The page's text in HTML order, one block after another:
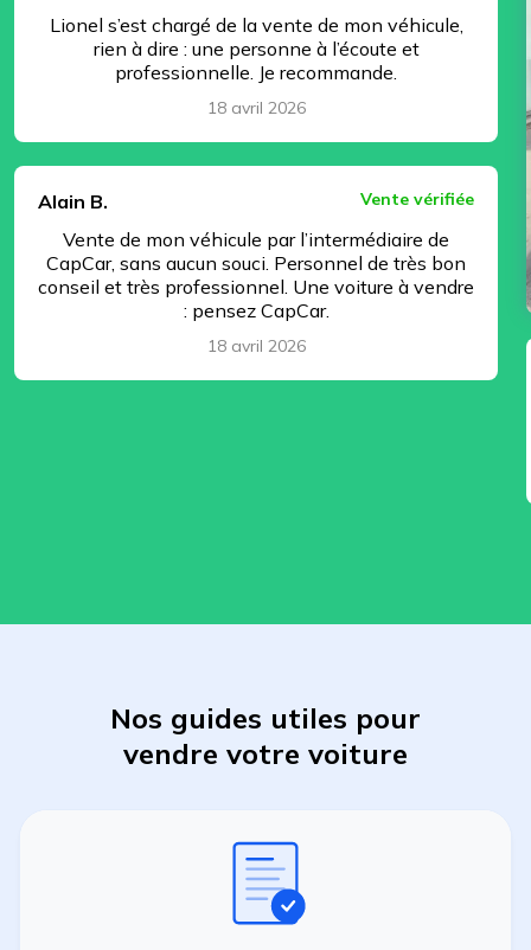
Lionel s’est chargé de la vente de mon véhicule,
rien à dire : une personne à l’écoute et
professionnelle. Je recommande.
18 avril 2026
Alain B. Vente vérifiée
Vente de mon véhicule par l’intermédiaire de
CapCar, sans aucun souci. Personnel de très bon
conseil et très professionnel. Une voiture à vendre
: pensez CapCar.
18 avril 2026
Nos guides utiles pour
vendre votre voiture